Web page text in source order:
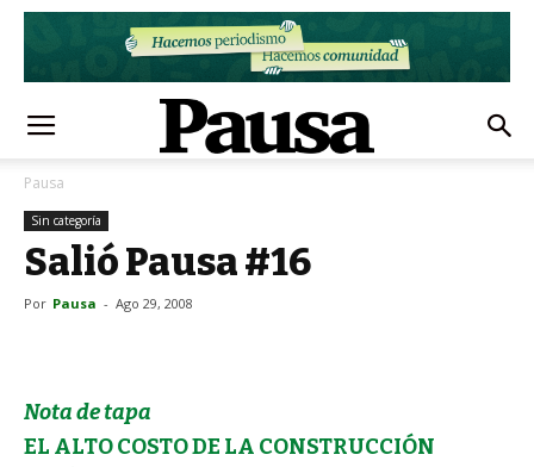
Pausa
Sin categoría
Salió Pausa #16
Por Pausa - Ago 29, 2008
Nota de tapa
EL ALTO COSTO DE LA CONSTRUCCIÓN